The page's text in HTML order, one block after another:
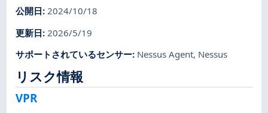
公開日:2024/10/18
更新日: 2026/5/19
サポートされているセンサー: Nessus Agent, Nessus
リスク情報
VPR